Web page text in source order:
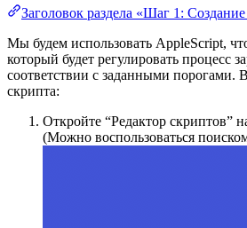
Заголовок раздела «Шаг 1:
Мы будем использовать AppleScript,
который будет регулировать процесс
соответствии с заданными порогами.
скрипта:
Откройте “Редактор скриптов”
(Можно воспользоваться